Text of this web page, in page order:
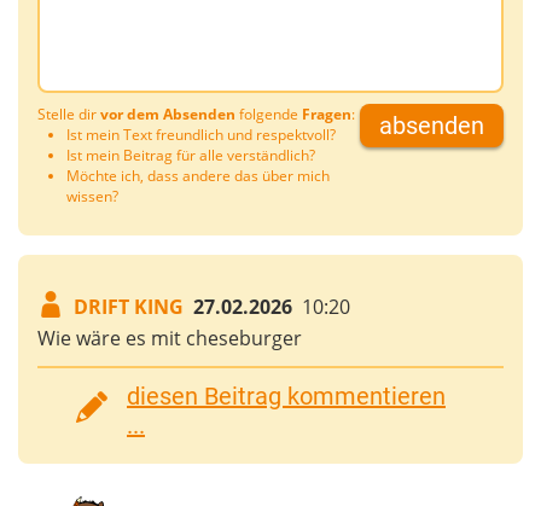
Stelle dirvor dem Absenden folgende Fragen:
Ist mein Text freundlich und respektvoll?
Ist mein Beitrag für alle verständlich?
Möchte ich, dass andere das über mich
wissen?
absenden
DRIFT KING 27.02.2026 10:20
Wie wäre es mit cheseburger
diesen Beitrag kommentieren
...